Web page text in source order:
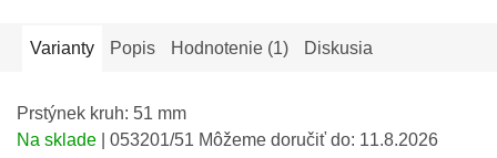
Varianty Popis Hodnotenie (1) Diskusia
Prstýnek kruh: 51 mm
Na sklade
| 053201/51 Môžeme doručiť do: 11.8.2026